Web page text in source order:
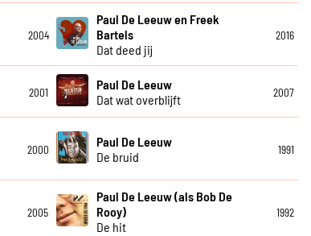
2004
Paul De Leeuw en Freek
Bartels
Dat deed jij
2016
2001
Paul De Leeuw
Dat wat overblijft
2007
2000
Paul De Leeuw
De bruid
1991
2005
Paul De Leeuw (als Bob De
Rooy)
De hit
1992